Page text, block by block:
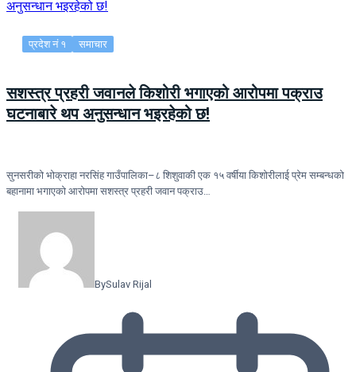
प्रदेश नं १ समाचार
सशस्त्र प्रहरी जवानले किशोरी भगाएको आरोपमा पक्राउ
घटनाबारे थप अनुसन्धान भइरहेको छ!
सुनसरीको भोक्राहा नरसिंह गाउँपालिका–८ शिशुवाकी एक १५ वर्षीया किशोरीलाई प्रेम सम्बन्धको
बहानामा भगाएको आरोपमा सशस्त्र प्रहरी जवान पक्राउ…
BySulav Rijal